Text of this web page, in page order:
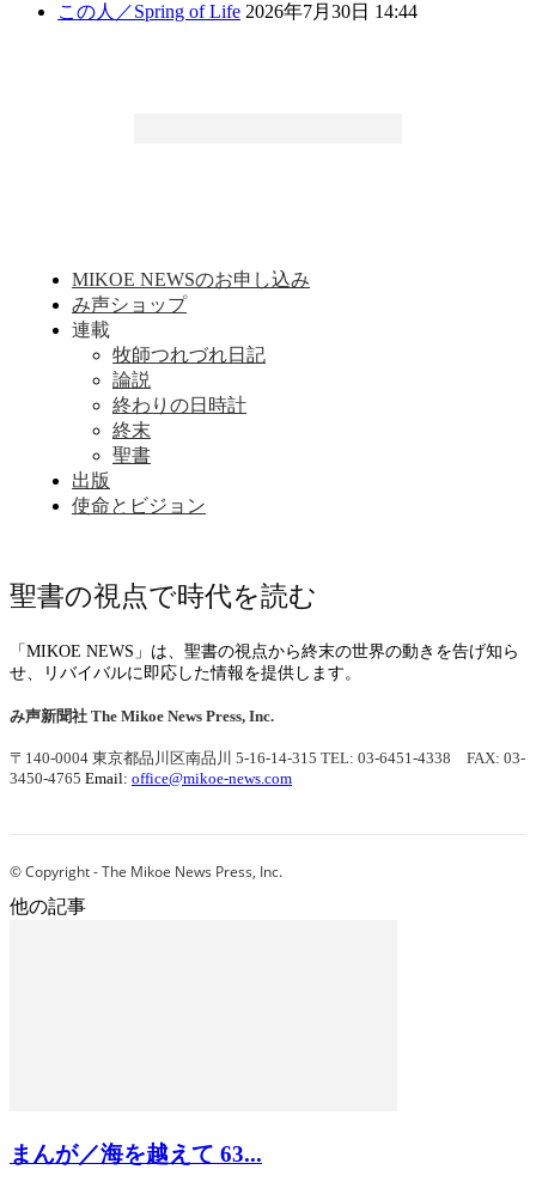
この人／Spring of Life 2026年7月30日 14:44
MIKOE NEWSのお申し込み
み声ショップ
連載
牧師つれづれ日記
論説
終わりの日時計
終末
聖書
出版
使命とビジョン
聖書の視点で時代を読む
「MIKOE NEWS」は、聖書の視点から終末の世界の動きを告げ知ら
せ、リバイバルに即応した情報を提供します。
み声新聞社 The Mikoe News Press, Inc.
〒140-0004 東京都品川区南品川 5-16-14-315 TEL: 03-6451-4338 FAX: 03-
3450-4765 Email: office@mikoe-news.com
© Copyright - The Mikoe News Press, Inc.
他の記事
まんが／海を越えて 63...